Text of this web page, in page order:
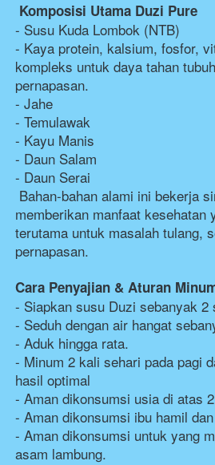
Komposisi Utama Duzi Pure
- Susu Kuda Lombok (NTB)
- Kaya protein, kalsium, fosfor,
kompleks untuk daya tahan
pernapasan.
- Jahe
- Temulawak
- Kayu Manis
- Daun Salam
- Daun Serai
Bahan-bahan alami ini bekerja
memberikan manfaat kesehatan
terutama untuk masalah tulang,
pernapasan.
Cara Penyajian & Aturan
- Siapkan susu Duzi sebanyak 2
- Seduh dengan air hangat
- Aduk hingga rata.
- Minum 2 kali sehari pada pagi
hasil optimal
- Aman dikonsumsi usia di atas
- Aman dikonsumsi ibu hamil
- Aman dikonsumsi untuk yang
asam lambung.